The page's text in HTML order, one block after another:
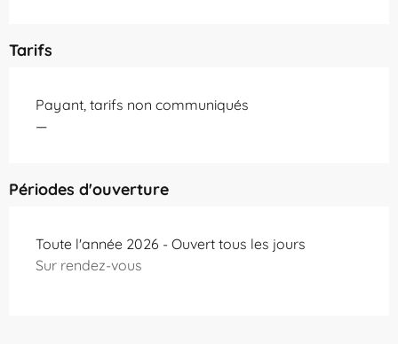
Tarifs
Payant, tarifs non communiqués
—
Périodes d'ouverture
Toute l'année 2026 - Ouvert tous les jours
Sur rendez-vous